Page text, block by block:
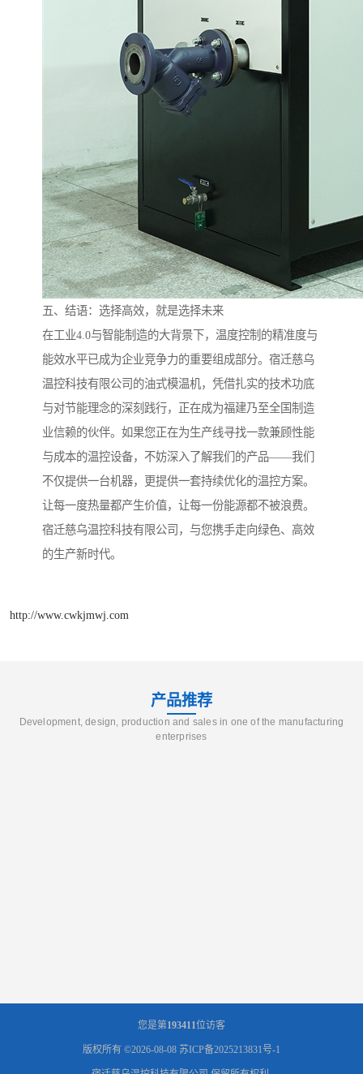
五、结语：选择高效，就是选择未来
在工业4.0与智能制造的大背景下，温度控制的精准度与
能效水平已成为企业竞争力的重要组成部分。宿迁慈乌
温控科技有限公司的油式模温机，凭借扎实的技术功底
与对节能理念的深刻践行，正在成为福建乃至全国制造
业信赖的伙伴。如果您正在为生产线寻找一款兼顾性能
与成本的温控设备，不妨深入了解我们的产品——我们
不仅提供一台机器，更提供一套持续优化的温控方案。
让每一度热量都产生价值，让每一份能源都不被浪费。
宿迁慈乌温控科技有限公司，与您携手走向绿色、高效
的生产新时代。
http://www.cwkjmwj.com
产品推荐
Development, design, production and sales in one of the manufacturing
enterprises
您是第193411位访客
版权所有 ©2026-08-08 苏ICP备2025213831号-1